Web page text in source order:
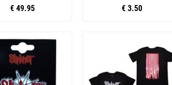
€ 49.95 € 3.50